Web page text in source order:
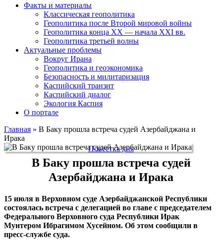
Факты и материалы
Классическая геополитика
Геополитика после Второй мировой войны
Геополитика конца XX — начала XXI вв.
Геополитика третьей волны
Актуальные проблемы
Вокруг Ирана
Геополитика и геоэкономика
Безопасность и милитаризация
Каспийский транзит
Каспийский диалог
Экология Каспия
О портале
Главная » В Баку прошла встреча судей Азербайджана и
Ирака
Повестка дня
В Баку прошла встреча судей
Азербайджана и Ирака
15 июля в Верховном суде Азербайджанской Республики
состоялась встреча с делегацией во главе с председателем
Федерального Верховного суда Республики Ирак
Мунтером Ибрагимом Хусейном. Об этом сообщили в
пресс-службе суда.